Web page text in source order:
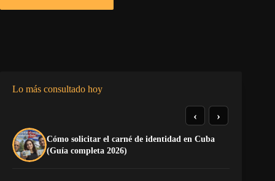
Lo más consultado hoy
Cómo solicitar el carné de identidad en Cuba
(Guía completa 2026)
‹ ›